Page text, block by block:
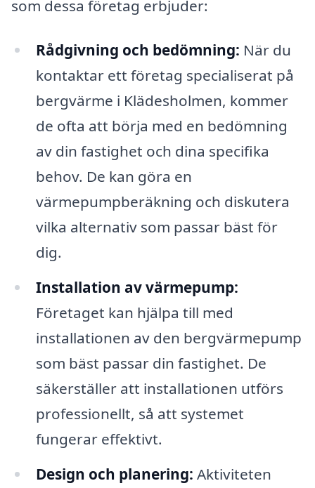
som dessa företag erbjuder:
Rådgivning och bedömning: När du
kontaktar ett företag specialiserat på
bergvärme i Klädesholmen, kommer
de ofta att börja med en bedömning
av din fastighet och dina specifika
behov. De kan göra en
värmepumpberäkning och diskutera
vilka alternativ som passar bäst för
dig.
Installation av värmepump:
Företaget kan hjälpa till med
installationen av den bergvärmepump
som bäst passar din fastighet. De
säkerställer att installationen utförs
professionellt, så att systemet
fungerar effektivt.
Design och planering: Aktiviteten